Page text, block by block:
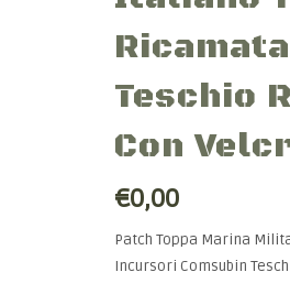
Ricamata
Teschio
Con
€0,00
Patch Toppa Marina
Incursori Comsubin